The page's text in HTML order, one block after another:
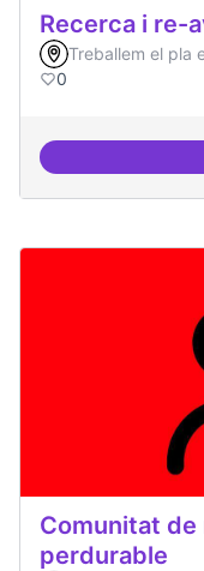
Recerca i re-
Treballem el pla
0
Comunitat
perdurable